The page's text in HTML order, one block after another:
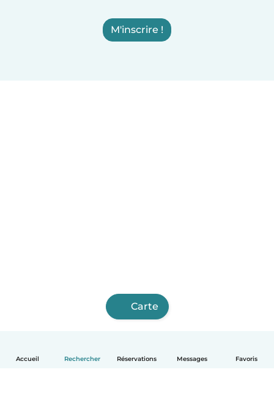
Accueil Rechercher Réservations Messages Favoris
M'inscrire !
Carte